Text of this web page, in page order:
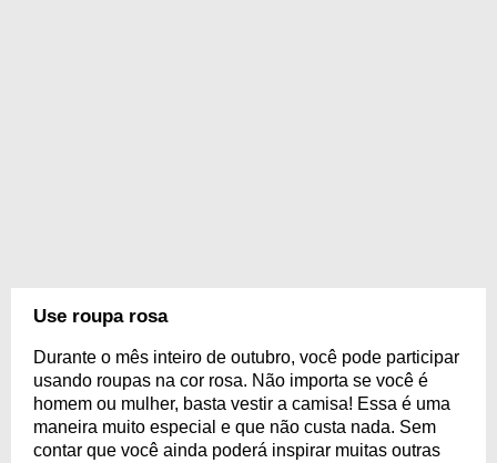
Use roupa rosa
Durante o mês inteiro de outubro, você pode participar
usando roupas na cor rosa. Não importa se você é
homem ou mulher, basta vestir a camisa! Essa é uma
maneira muito especial e que não custa nada. Sem
contar que você ainda poderá inspirar muitas outras